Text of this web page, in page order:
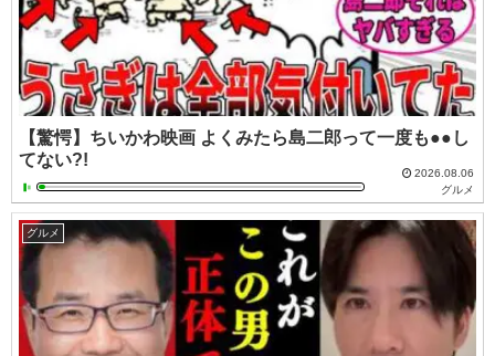
【驚愕】ちいかわ映画 よくみたら島二郎って一度も●●し
てない?!
2026.08.06
グルメ
グルメ